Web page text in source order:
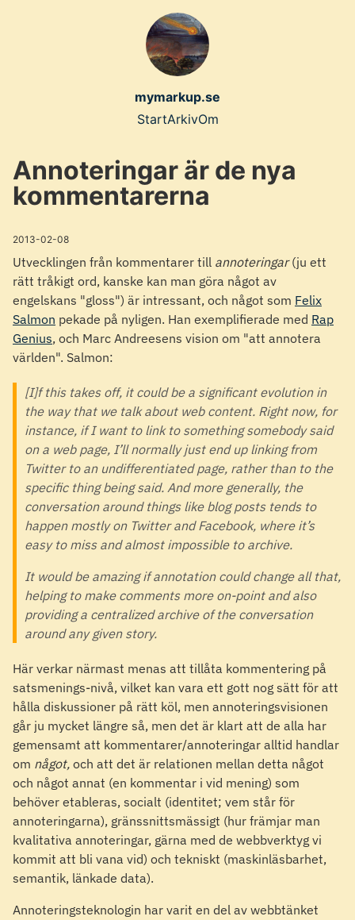
mymarkup.se
Top
navigation
menu
StartArkivOm
Annoteringar är de nya
kommentarerna
2013-02-08
Utvecklingen från kommentarer till annoteringar(ju ett
rätt tråkigt ord, kanske kan man göra något av
engelskans "gloss") är intressant, och något som Felix
Salmon pekade på nyligen. Han exemplifierade med Rap
Genius, och Marc Andreesens vision om "att annotera
världen". Salmon:
[I]f this takes off, it could be a significant evolution in
the way that we talk about web content. Right now, for
instance, if I want to link to something somebody said
on a web page, I’ll normally just end up linking from
Twitter to an undifferentiated page, rather than to the
specific thing being said. And more generally, the
conversation around things like blog posts tends to
happen mostly on Twitter and Facebook, where it’s
easy to miss and almost impossible to archive.
It would be amazing if annotation could change all that,
helping to make comments more on-point and also
providing a centralized archive of the conversation
around any given story.
Här verkar närmast menas att tillåta kommentering på
satsmenings-nivå, vilket kan vara ett gott nog sätt för att
hålla diskussioner på rätt köl, men annoteringsvisionen
går ju mycket längre så, men det är klart att de alla har
gemensamt att kommentarer/annoteringar alltid handlar
om något, och att det är relationen mellan detta något
och något annat (en kommentar i vid mening) som
behöver etableras, socialt (identitet; vem står för
annoteringarna), gränssnittsmässigt (hur främjar man
kvalitativa annoteringar, gärna med de webbverktyg vi
kommit att bli vana vid) och tekniskt (maskinläsbarhet,
semantik, länkade data).
Annoteringsteknologin har varit en del av webbtänket